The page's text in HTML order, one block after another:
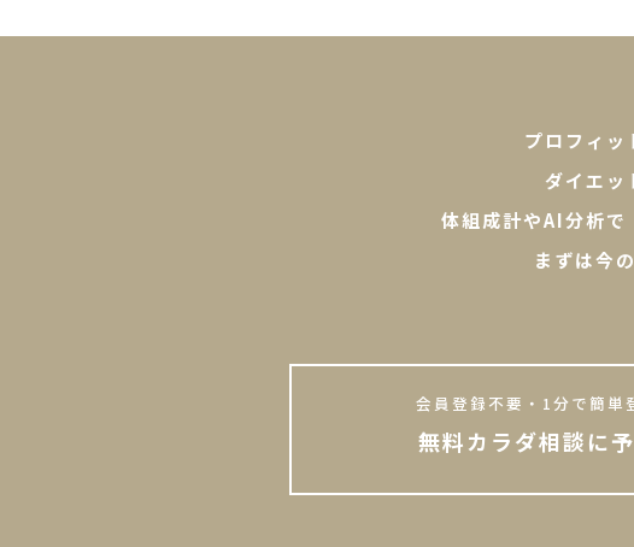
プロフィッ
ダイエッ
体組成計やAI分析で
まずは今
会員登録不要・1分で簡単
無料カラダ相談に